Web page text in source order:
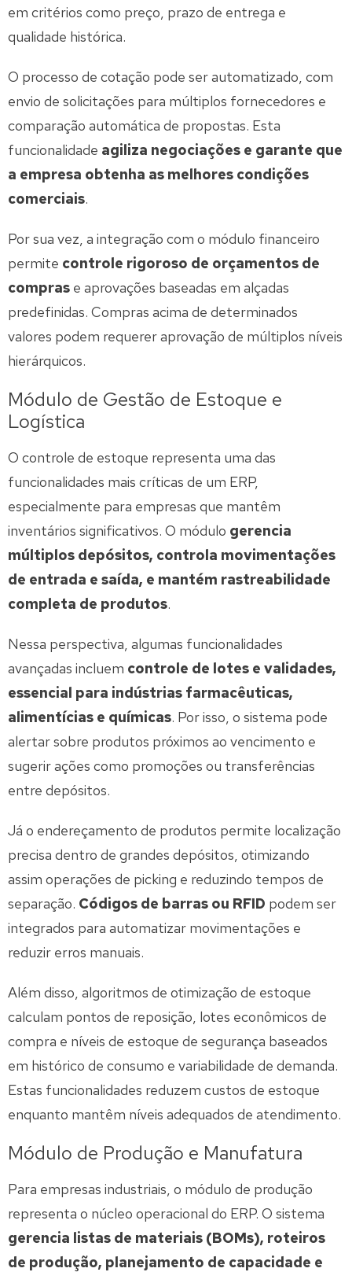
em critérios como preço, prazo de entrega e
qualidade histórica.
O processo de cotação pode ser automatizado, com
envio de solicitações para múltiplos fornecedores e
comparação automática de propostas. Esta
funcionalidade agiliza negociações e garante que
a empresa obtenha as melhores condições
comerciais.
Por sua vez, a integração com o módulo financeiro
permite controle rigoroso de orçamentos de
compras e aprovações baseadas em alçadas
predefinidas. Compras acima de determinados
valores podem requerer aprovação de múltiplos níveis
hierárquicos.
Módulo de Gestão de Estoque e
Logística
O controle de estoque representa uma das
funcionalidades mais críticas de um ERP,
especialmente para empresas que mantêm
inventários significativos. O módulo gerencia
múltiplos depósitos, controla movimentações
de entrada e saída, e mantém rastreabilidade
completa de produtos.
Nessa perspectiva, algumas funcionalidades
avançadas incluem controle de lotes e validades,
essencial para indústrias farmacêuticas,
alimentícias e químicas. Por isso, o sistema pode
alertar sobre produtos próximos ao vencimento e
sugerir ações como promoções ou transferências
entre depósitos.
Já o endereçamento de produtos permite localização
precisa dentro de grandes depósitos, otimizando
assim operações de picking e reduzindo tempos de
separação. Códigos de barras ou RFID podem ser
integrados para automatizar movimentações e
reduzir erros manuais.
Além disso, algoritmos de otimização de estoque
calculam pontos de reposição, lotes econômicos de
compra e níveis de estoque de segurança baseados
em histórico de consumo e variabilidade de demanda.
Estas funcionalidades reduzem custos de estoque
enquanto mantêm níveis adequados de atendimento.
Módulo de Produção e Manufatura
Para empresas industriais, o módulo de produção
representa o núcleo operacional do ERP. O sistema
gerencia listas de materiais (BOMs), roteiros
de produção, planejamento de capacidade e